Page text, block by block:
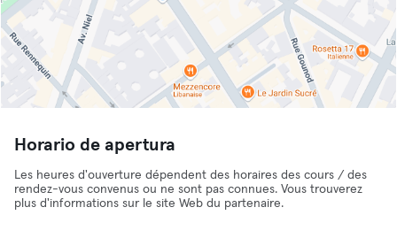
Horario de apertura
Les heures d'ouverture dépendent des horaires des cours / des
rendez-vous convenus ou ne sont pas connues. Vous trouverez
plus d'informations sur le site Web du partenaire.